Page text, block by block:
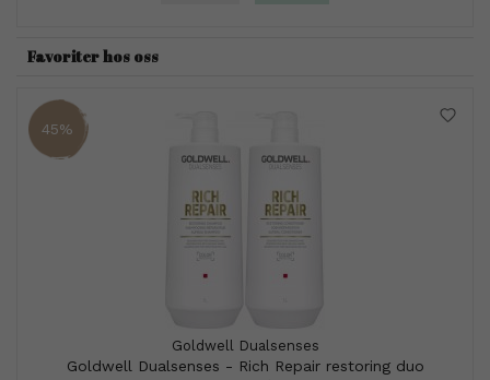
Favoriter hos oss
45%
Goldwell Dualsenses
Goldwell Dualsenses - Rich Repair restoring duo